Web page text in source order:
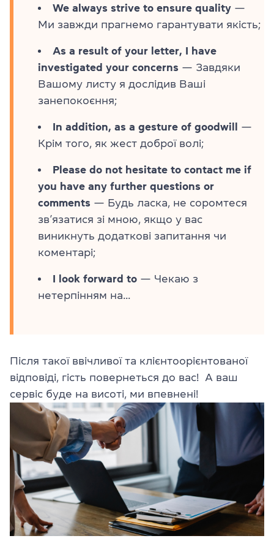
We always strive to ensure quality —
Ми завжди прагнемо гарантувати якість;
As a result of your letter, I have
investigated your concerns — Завдяки
Вашому листу я дослідив Ваші
занепокоєння;
In addition, as a gesture of goodwill
—
Крім того, як жест доброї волі;
Please do not hesitate to contact me if
you have any further questions or
comments — Будь ласка, не соромтеся
зв’язатися зі мною, якщо у вас
виникнуть додаткові запитання чи
коментарі;
I look forward to — Чекаю з
нетерпінням на...
Після такої ввічливої та клієнтоорієнтованої
відповіді, гість повернеться до вас! А ваш
сервіс буде на висоті, ми впевнені!